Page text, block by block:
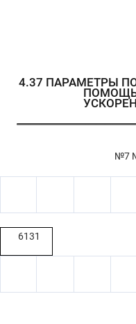
4.37 ПАРАМЕТРЫ
№7
6131